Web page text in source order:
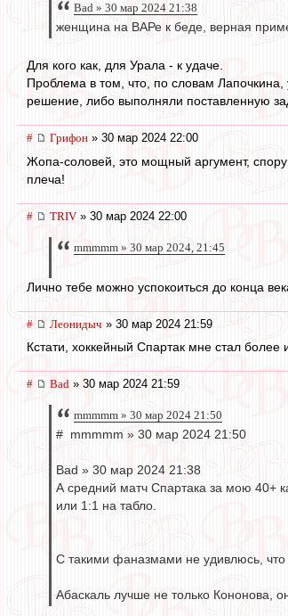
Bad » 30 мар 2024 21:38
женщина на ВАРе к беде, верная
Для кого как, для Урала - к удаче.
Проблема в том, что, по словам
решение, либо выполняли поставленную
# Грифон » 30 мар 2024 22:00
Жопа-соловей, это мощный аргумент,
плеча!
# TRIV » 30 мар 2024 22:00
mmmmm » 30 мар 2024, 21:45
Лично тебе можно успокоиться до конца
# Леонидыч » 30 мар 2024 21:59
Кстати, хоккейный Спартак мне стал
# Bad » 30 мар 2024 21:59
mmmmm » 30 мар 2024 21:50
# mmmmm » 30 мар 2024 21:50
Bad » 30 мар 2024 21:38
А средний матч Спартака за мою 40+
или 1:1 на табло.
С такими фаназмами не удивлюсь, что
Абаскаль лучше не только Кононова,